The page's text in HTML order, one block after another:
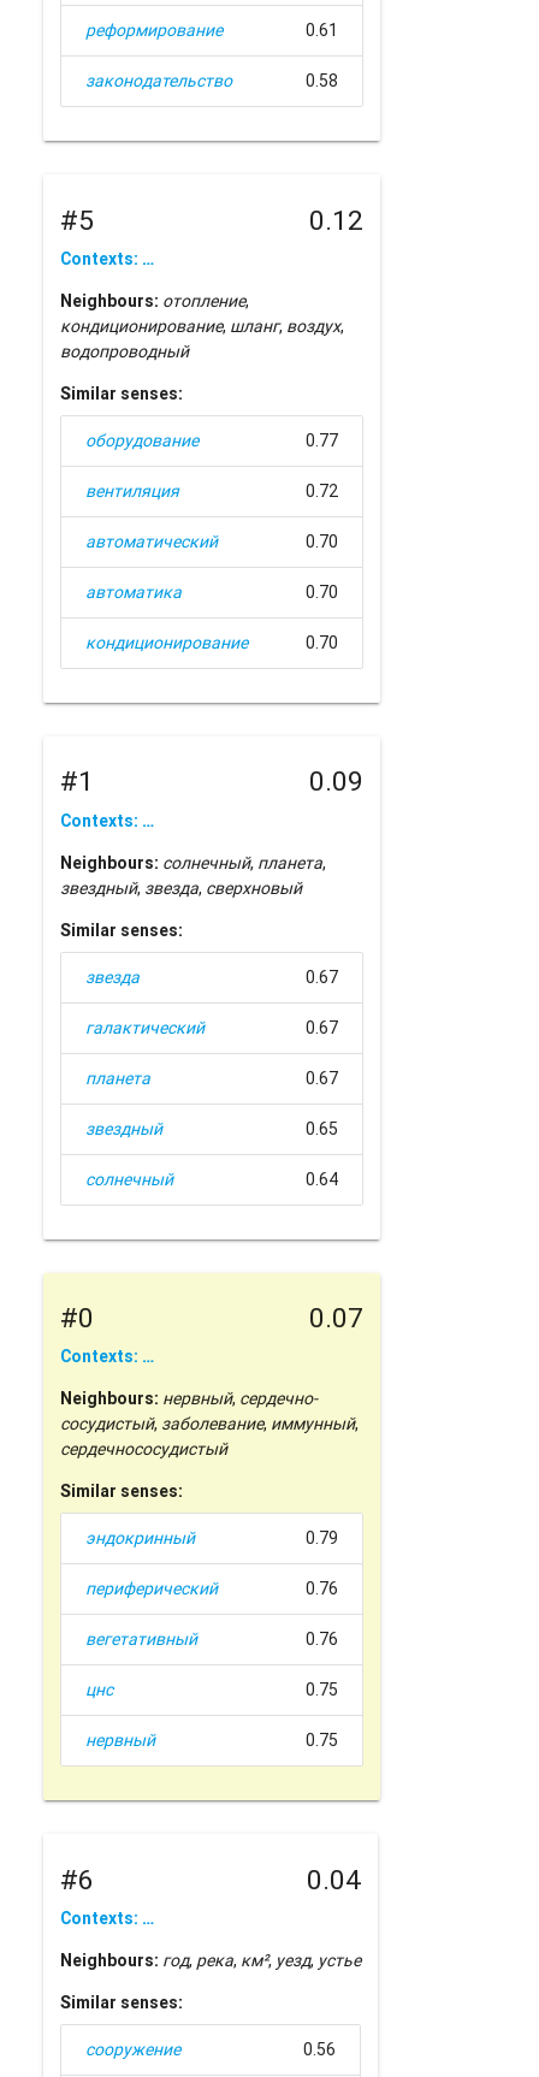
реформирование 0.61
законодательство 0.58
#5 0.12
Contexts: …
Neighbours: отопление,
кондиционирование, шланг, воздух,
водопроводный
Similar senses:
оборудование 0.77
вентиляция 0.72
автоматический 0.70
автоматика 0.70
кондиционирование 0.70
#1 0.09
Contexts: …
Neighbours: солнечный, планета,
звездный, звезда, сверхновый
Similar senses:
звезда 0.67
галактический 0.67
планета 0.67
звездный 0.65
солнечный 0.64
#0 0.07
Contexts: …
Neighbours: нервный, сердечно-
сосудистый, заболевание, иммунный,
сердечнососудистый
Similar senses:
эндокринный 0.79
периферический 0.76
вегетативный 0.76
цнс 0.75
нервный 0.75
#6 0.04
Contexts: …
Neighbours: год, река, км², уезд, устье
Similar senses:
сооружение 0.56